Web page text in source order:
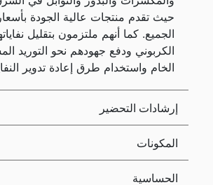
حيث تقدم منتجات عالية الجودة
الجميع. كما أنهم ملتزمون بتقليل
الكربوني ودفع جهودهم نحو التوريد
الخام واستخدام طرق إعادة تدوير
إرشادات التحضير
المكونات
الحساسية